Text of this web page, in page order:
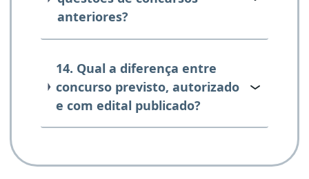
anteriores?
14. Qual a diferença entre
concurso previsto, autorizado
e com edital publicado?